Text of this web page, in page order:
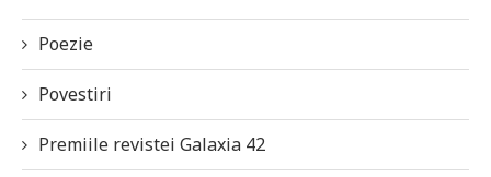
Poezie
Povestiri
Premiile revistei Galaxia 42